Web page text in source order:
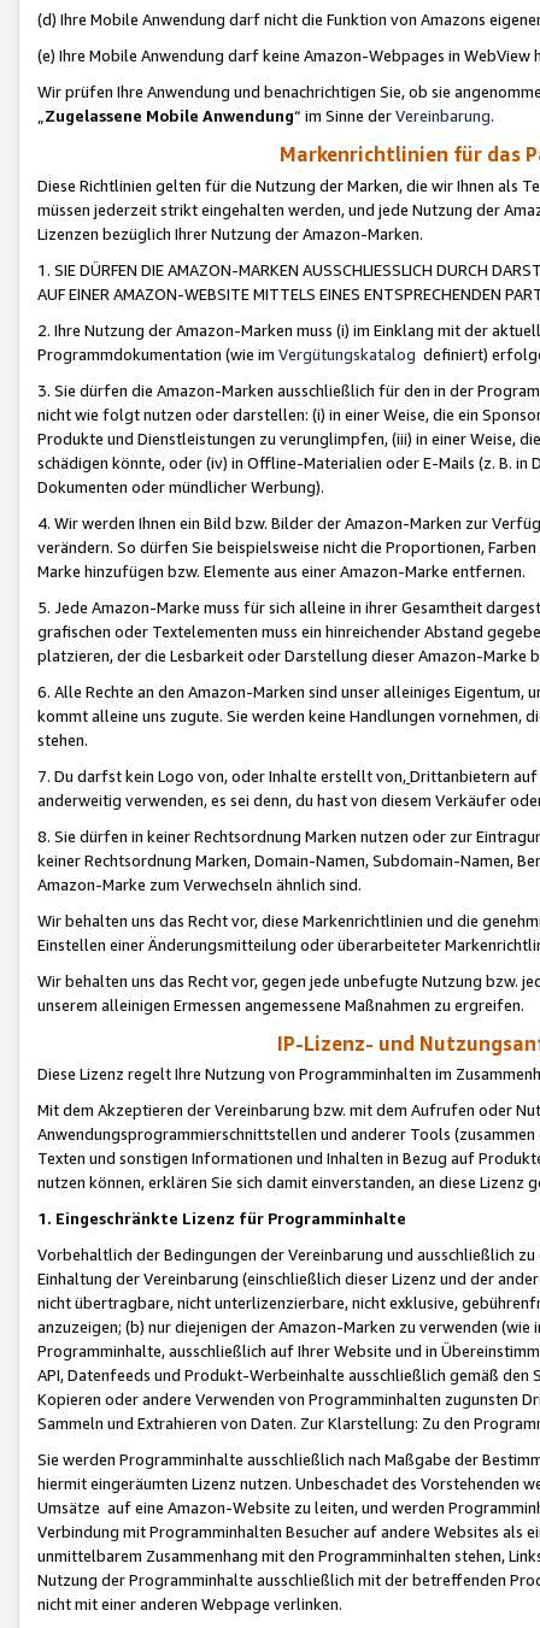
(d) Ihre Mobile Anwendung darf nicht die Funktion von Amazons
(e) Ihre Mobile Anwendung darf keine Amazon-Webpages in WebView
Wir prüfen Ihre Anwendung und benachrichtigen Sie, ob sie
„Zugelassene Mobile Anwendung“ im Sinne derVereinbarung.
Markenrichtlinien für das
Diese Richtlinien gelten für die Nutzung der Marken, die wir Ihnen als
müssen jederzeit strikt eingehalten werden, und jede Nutzung der
Lizenzen bezüglich Ihrer Nutzung der Amazon-Marken.
1. SIE DÜRFEN DIE AMAZON-MARKEN AUSSCHLIESSLICH DURCH
AUF EINER AMAZON-WEBSITE MITTELS EINES ENTSPRECHENDEN
2. Ihre Nutzung der Amazon-Marken muss (i) im Einklang mit der
Programmdokumentation (wie im Vergütungskatalog definiert)
3. Sie dürfen die Amazon-Marken ausschließlich für den in der
nicht wie folgt nutzen oder darstellen: (i) in einer Weise, die ein
Produkte und Dienstleistungen zu verunglimpfen, (iii) in einer Weise,
schädigen könnte, oder (iv) in Offline-Materialien oder E-Mails (z. B. in
Dokumenten oder mündlicher Werbung).
4. Wir werden Ihnen ein Bild bzw. Bilder der Amazon-Marken zur
verändern. So dürfen Sie beispielsweise nicht die Proportionen,
Marke hinzufügen bzw. Elemente aus einer Amazon-Marke entfernen.
5. Jede Amazon-Marke muss für sich alleine in ihrer Gesamtheit
grafischen oder Textelementen muss ein hinreichender Abstand
platzieren, der die Lesbarkeit oder Darstellung dieser Amazon-Marke
6. Alle Rechte an den Amazon-Marken sind unser alleiniges
kommt alleine uns zugute. Sie werden keine Handlungen vornehmen,
stehen.
7. Du darfst kein Logo von, oder Inhalte erstellt von,Drittanbietern auf
anderweitig verwenden, es sei denn, du hast von diesem Verkäufer
8. Sie dürfen in keiner Rechtsordnung Marken nutzen oder zur
keiner Rechtsordnung Marken, Domain-Namen, Subdomain-Namen,
Amazon-Marke zum Verwechseln ähnlich sind.
Wir behalten uns das Recht vor, diese Markenrichtlinien und die
Einstellen einer Änderungsmitteilung oder überarbeiteter
Wir behalten uns das Recht vor, gegen jede unbefugte Nutzung bzw.
unserem alleinigen Ermessen angemessene Maßnahmen zu ergreifen.
IP-Lizenz- und
Diese Lizenz regelt Ihre Nutzung von Programminhalten im
Mit dem Akzeptieren der Vereinbarung bzw. mit dem Aufrufen oder
Anwendungsprogrammierschnittstellen und anderer Tools (zusammen
Texten und sonstigen Informationen und Inhalten in Bezug auf
nutzen können, erklären Sie sich damit einverstanden, an diese Lizenz
1. Eingeschränkte Lizenz für Programminhalte
Vorbehaltlich der Bedingungen der Vereinbarung und ausschließlich
Einhaltung der Vereinbarung (einschließlich dieser Lizenz und der
nicht übertragbare, nicht unterlizenzierbare, nicht exklusive,
anzuzeigen; (b) nur diejenigen der Amazon-Marken zu verwenden
Programminhalte, ausschließlich auf Ihrer Website und in
API, Datenfeeds und Produkt-Werbeinhalte ausschließlich gemäß
Kopieren oder andere Verwenden von Programminhalten zugunsten
Sammeln und Extrahieren von Daten. Zur Klarstellung: Zu den
Sie werden Programminhalte ausschließlich nach Maßgabe der
hiermit eingeräumten Lizenz nutzen. Unbeschadet des Vorstehenden
Umsätze auf eine Amazon-Website zu leiten, und werden
Verbindung mit Programminhalten Besucher auf andere Websites als
unmittelbarem Zusammenhang mit den Programminhalten stehen,
Nutzung der Programminhalte ausschließlich mit der betreffenden
nicht mit einer anderen Webpage verlinken.